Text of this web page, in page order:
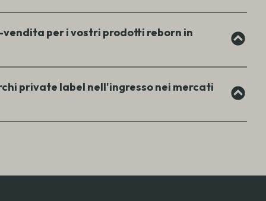
per i vostri prodotti reborn in
private label nell'ingresso nei mercati